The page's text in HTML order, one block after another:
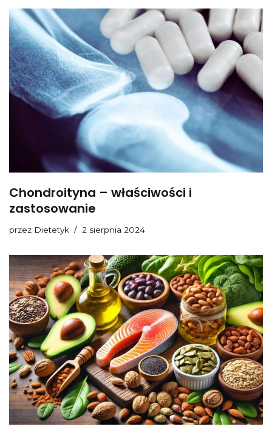
Chondroityna – właściwości i
zastosowanie
przez Dietetyk 2 sierpnia 2024